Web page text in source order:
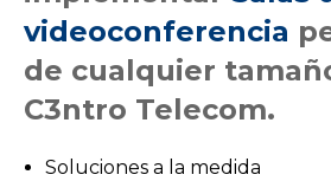
videoconferencia
de cualquier
C3ntro Telecom.
Soluciones a la medida